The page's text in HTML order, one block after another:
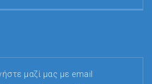
μαζί μας με email